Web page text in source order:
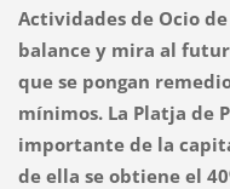
Actividades de Ocio
balance y mira al
que se pongan
mínimos. La Platja de
importante de la
de ella se obtiene el